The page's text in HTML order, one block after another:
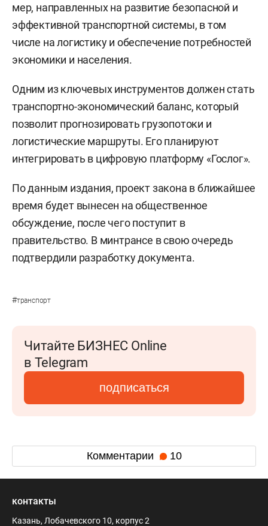
мер, направленных на развитие безопасной и
эффективной транспортной системы, в том
числе на логистику и обеспечение потребностей
экономики и населения.
Одним из ключевых инструментов должен стать
транспортно-экономический баланс, который
позволит прогнозировать грузопотоки и
логистические маршруты. Его планируют
интегрировать в цифровую платформу «Гослог».
По данным издания, проект закона в ближайшее
время будет вынесен на общественное
обсуждение, после чего поступит в
правительство. В минтрансе в свою очередь
подтвердили разработку документа.
#транспорт
Читайте БИЗНЕС Online
в Telegram
подписаться
Комментарии 10
контакты
Казань, Лобачевского 10, корпус 2